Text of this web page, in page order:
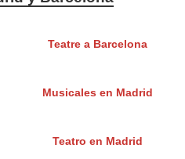
Teatre a Barcelona
Musicales en Madrid
Teatro en Madrid